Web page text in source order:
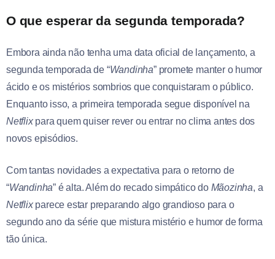
O que esperar da segunda temporada?
Embora ainda não tenha uma data oficial de lançamento, a
segunda temporada de “Wandinha” promete manter o humor
ácido e os mistérios sombrios que conquistaram o público.
Enquanto isso, a primeira temporada segue disponível na
Netflixpara quem quiser rever ou entrar no clima antes dos
novos episódios.
Com tantas novidades a expectativa para o retorno de
“Wandinha” é alta. Além do recado simpático do Mãozinha, a
Netflixparece estar preparando algo grandioso para o
segundo ano da série que mistura mistério e humor de forma
tão única.